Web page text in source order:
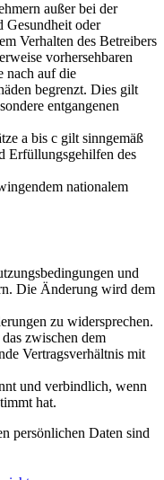
außer bei der
Gesundheit oder
Verhalten des Betreibers
vorhersehbaren
nach auf die
begrenzt. Dies gilt
entgangenen
a bis c gilt sinngemäß
Erfüllungsgehilfen des
nationalem
und
Die Änderung wird dem
zu widersprechen.
zwischen dem
Vertragsverhältnis mit
und verbindlich, wenn
hat.
persönlichen Daten sind